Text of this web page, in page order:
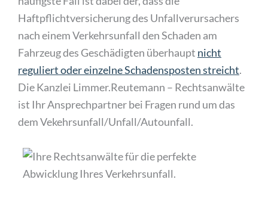
Haftpflichtversicherung des Unfallverursachers
nach einem Verkehrsunfall den Schaden am
Fahrzeug des Geschädigten überhaupt nicht
reguliert oder einzelne Schadensposten streicht.
Die Kanzlei Limmer.Reutemann – Rechtsanwälte
ist Ihr Ansprechpartner bei Fragen rund um das
dem Vekehrsunfall/Unfall/Autounfall.